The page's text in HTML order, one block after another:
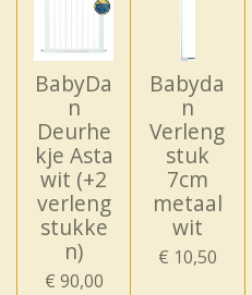
BabyDa
n
Deurhe
kje Asta
wit (+2
verleng
stukke
n)
€ 90,00
Babyda
n
Verleng
stuk
7cm
metaal
wit
€ 10,50